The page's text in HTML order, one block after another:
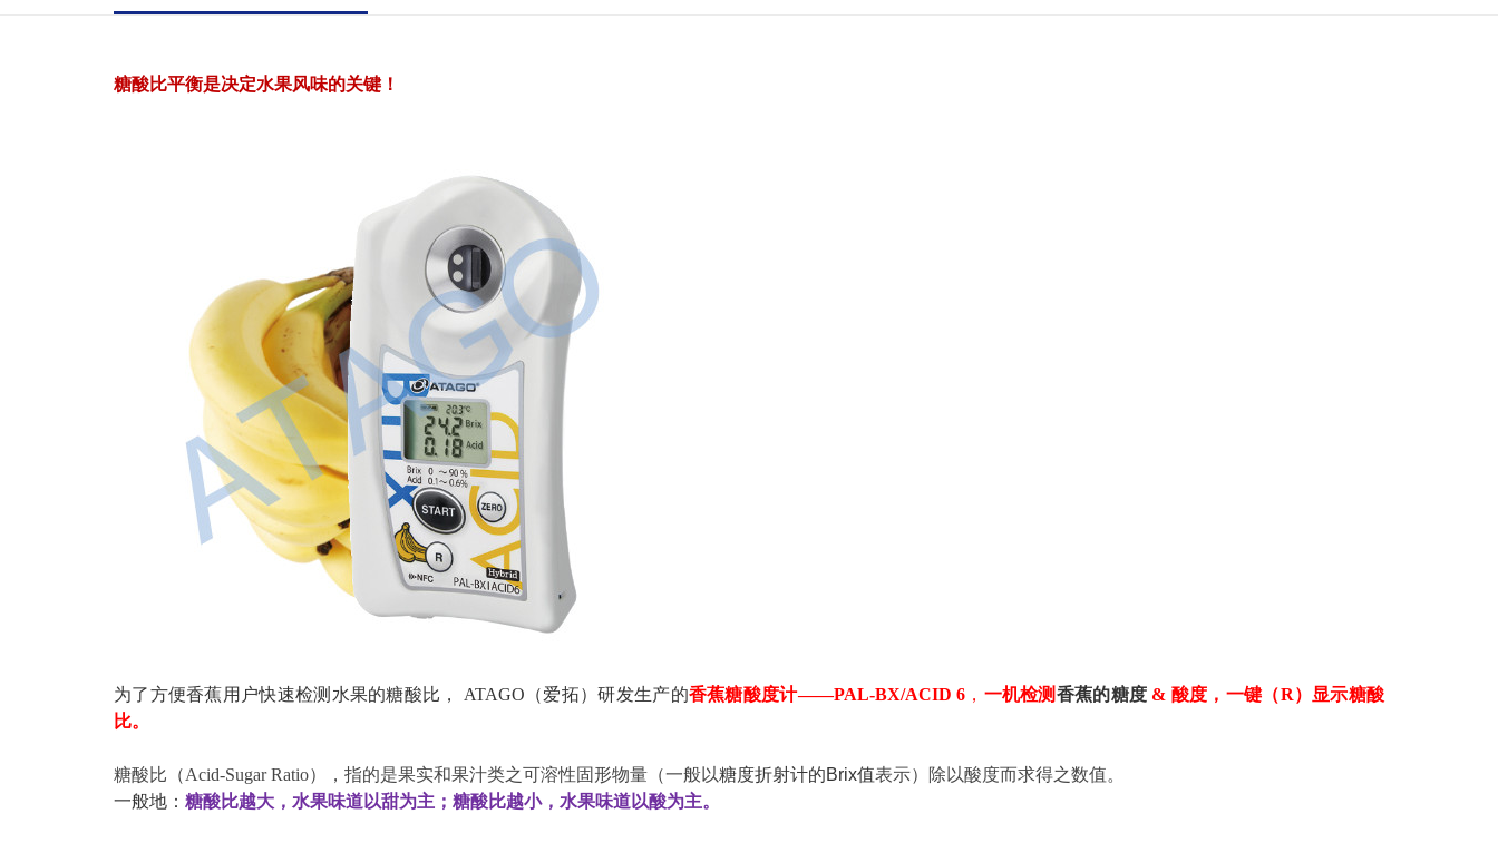
糖酸比平衡是决定水果风味的关键！
为了方便香蕉用户快速检测水果的糖酸比， ATAGO（爱拓）研发生产的香蕉糖酸度计——PAL-BX/ACID 6， 一机检测 香蕉的糖度 & 酸度，一键（R）显示糖酸
比。
糖酸比（Acid-Sugar Ratio），指的是果实和果汁类之可溶性固形物量（一般以糖度折射计的Brix值表示）除以酸度而求得之数值。
一般地： 糖酸比越大，水果味道以甜为主；糖酸比越小，水果味道以酸为主。